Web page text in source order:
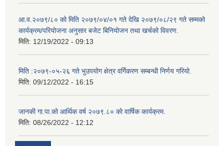
आ.व.२०७९/८० को मिति २०७९/०४/०१ गते देखि २०७९/०८/२९ गते सम्मको
कार्यक्रम/परियोजना अनुसार बजेट बिनियोजन तथा खर्चको विवरण.
मिति: 12/19/2022 - 09:13
मिति :२०७९-०५-२६ गते भुउपयोग क्षेत्र वर्गिकरण सम्बन्धी निर्णय गरियो.
मिति: 09/12/2022 - 16:15
जानकी गा.पा.को आर्थिक वर्ष २०७९.८० को वार्षिक कार्यक्रम.
मिति: 08/26/2022 - 12:12